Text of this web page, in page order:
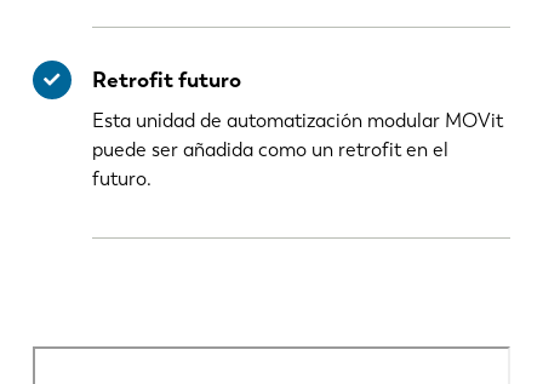
Retrofit futuro
Esta unidad de automatización modular MOVit
puede ser añadida como un retrofit en el
futuro.